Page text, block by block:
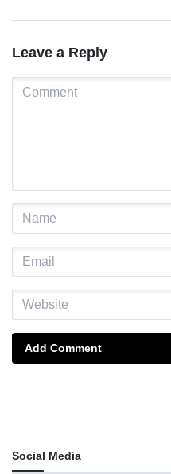
Leave a Reply
Add Comment
Social Media